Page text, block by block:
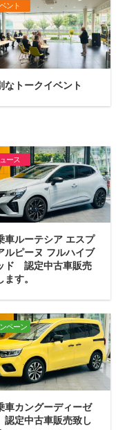
ント
なトークイベント
ース
車ルーテシア エスプ
ルピーヌ フルハイブ
ド 認定中古車販売
ます。
ペーン
車カングーディーゼ
定中古車販売致し